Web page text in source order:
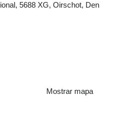
5688 XG, Oirschot, Den
Mostrar mapa